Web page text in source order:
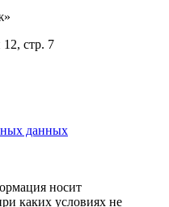
стр. 7
данных
носит
каких условиях не